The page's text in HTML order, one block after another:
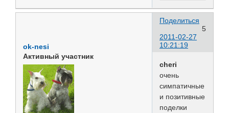
Поделиться
5
2011-02-27
10:21:19
ok-nesi
Активный участник
cheri
очень
симпатичные
и позитивные
поделки